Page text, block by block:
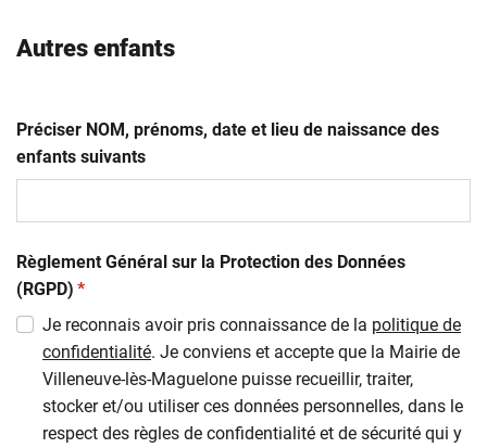
Autres enfants
Préciser NOM, prénoms, date et lieu de naissance des
enfants suivants
Règlement Général sur la Protection des Données
(RGPD) (obligatoire)
*
Je reconnais avoir pris connaissance de la politique de
confidentialité. Je conviens et accepte que la Mairie de
Villeneuve-lès-Maguelone puisse recueillir, traiter,
stocker et/ou utiliser ces données personnelles, dans le
respect des règles de confidentialité et de sécurité qui y